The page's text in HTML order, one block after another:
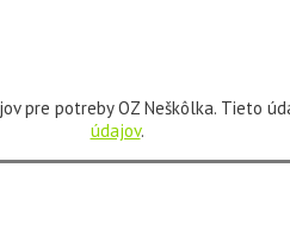
pre potreby OZ Neškôlka. Tieto
údajov.